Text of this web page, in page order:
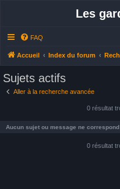
Les
FAQ
Accueil Index du forum
Sujets actifs
Aller à la recherche avancée
0 résultat
Aucun sujet ou message ne
0 résultat